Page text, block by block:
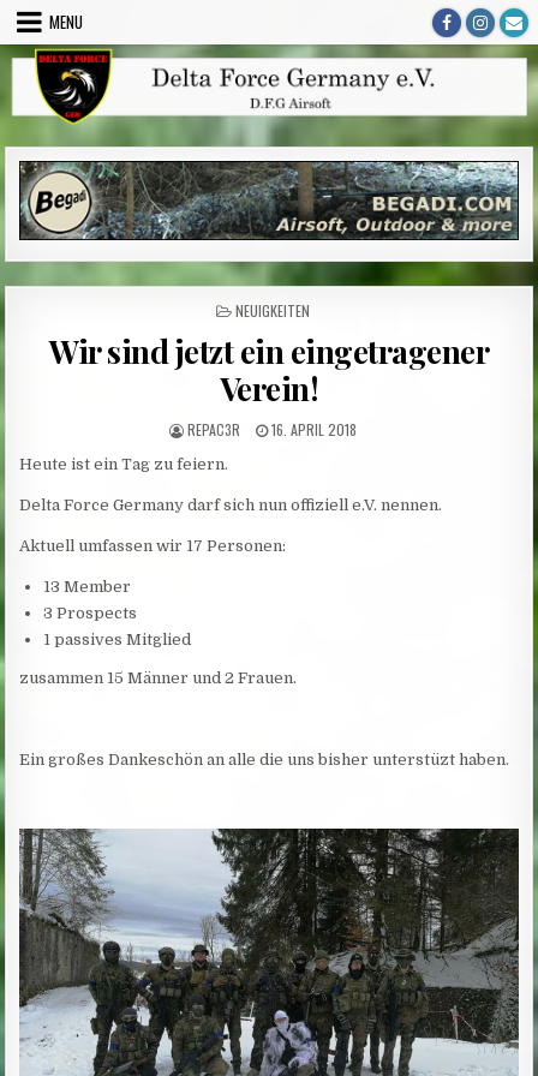
Skip
content
MENU
POSTED
NEUIGKEITEN
Wir sind jetzt ein eingetragener
Verein!
AUTHOR:
REPAC3R
PUBLISHED
16. APRIL 2018
Heute ist ein Tag zu feiern.
Delta Force Germany darf sich nun offiziell e.V. nennen.
Aktuell umfassen wir 17 Personen:
13 Member
3 Prospects
1 passives Mitglied
zusammen 15 Männer und 2 Frauen.
Ein großes Dankeschön an alle die uns bisher unterstüzt haben.